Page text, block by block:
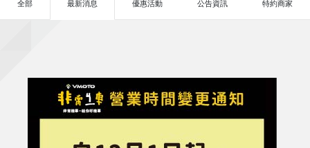
全部 最新消息 優惠活動 公告資訊 特約商家